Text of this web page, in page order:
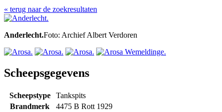
« terug naar de zoekresultaten
Anderlecht.Foto: Archief Albert Verdoren
Scheepsgegevens
Scheepstype
Tankspits
Brandmerk
4475 B Rott 1929